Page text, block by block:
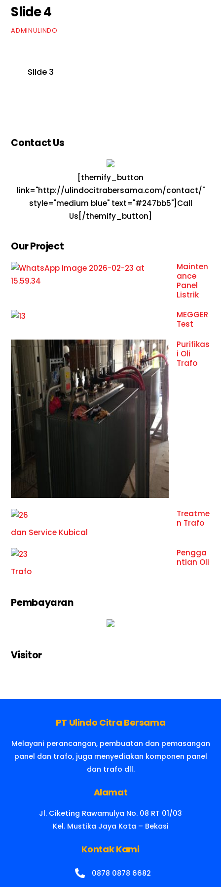
Slide 4
ADMINULINDO
Slide 3
Contact Us
[themify_button
link="http://ulindocitrabersama.com/contact/"
style="medium blue" text="#247bb5"]Call
Us[/themify_button]
Our Project
Mainten
ance
Panel
Listrik
MEGGER
Test
Purifikas
i Oli
Trafo
Treatme
n Trafo
dan Service Kubical
Pengga
ntian Oli
Trafo
Pembayaran
Visitor
PT Ulindo Citra Bersama
Melayani perancangan, pembuatan dan pemasangan
panel dan trafo, juga menyediakan komponen panel
dan trafo dll.
Alamat
Jl. Ciketing Rawamulya No. 08 RT 01/03
Kel. Mustika Jaya Kota – Bekasi
Kontak Kami
0878 0878 6682